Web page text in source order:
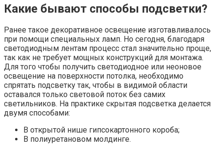
Какие бывают способы подсветки?
Ранее такое декоративное освещение изготавливалось
при помощи специальных ламп. Но сегодня, благодаря
светодиодным лентам процесс стал значительно проще,
так как не требует мощных конструкций для монтажа.
Для того чтобы получить светодиодное или неоновое
освещение на поверхности потолка, необходимо
спрятать подсветку так, чтобы в видимой области
оставался только световой поток без самих
светильников. На практике скрытая подсветка делается
двумя способами:
В открытой нише гипсокартонного короба;
В полиуретановом молдинге.